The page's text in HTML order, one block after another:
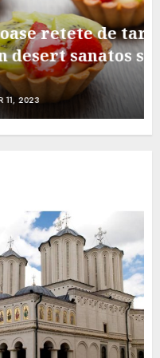
de tarte
sanatos si